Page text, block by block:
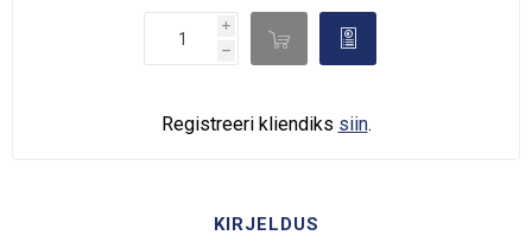
i
h
d 
Registreeri kliendiks siin.
KIRJELDUS